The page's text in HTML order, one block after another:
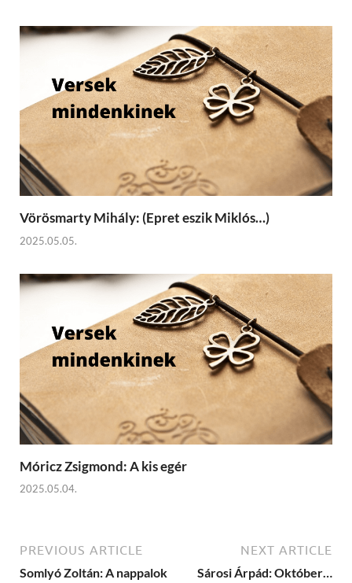
Vörösmarty Mihály: (Epret eszik Miklós…)
2025.05.05.
Móricz Zsigmond: A kis egér
2025.05.04.
PREVIOUS ARTICLE
Somlyó Zoltán: A nappalok
NEXT ARTICLE
Sárosi Árpád: Október…